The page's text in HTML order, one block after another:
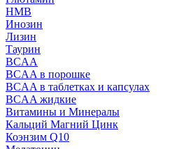
HMB
Инозин
Лизин
Таурин
BCAA
BCAA в порошке
BCAA в таблетках и капсулах
BCAA жидкие
Витамины и Минералы
Кальций Магний Цинк
Коэнзим Q10